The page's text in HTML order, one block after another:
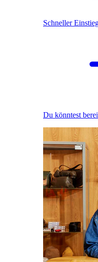
Schneller
Du könntest